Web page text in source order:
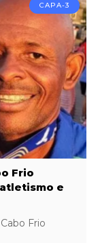
CAPA-3
Frio
e
Frio